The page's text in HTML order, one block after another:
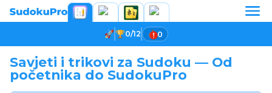
0/12 0
Savjeti i trikovi za Sudoku — Od
početnika do SudokuPro